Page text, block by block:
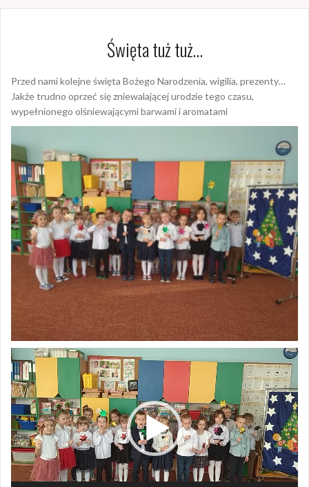
Święta tuż tuż…
Przed nami kolejne święta Bożego Narodzenia, wigilia, prezenty…
Jakże trudno oprzeć się zniewalającej urodzie tego czasu,
wypełnionego olśniewającymi barwami i aromatami
Odtwarzacz
video